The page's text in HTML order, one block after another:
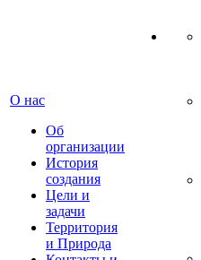
О нас
Об
организации
История
создания
Цели и
задачи
Территория
и Природа